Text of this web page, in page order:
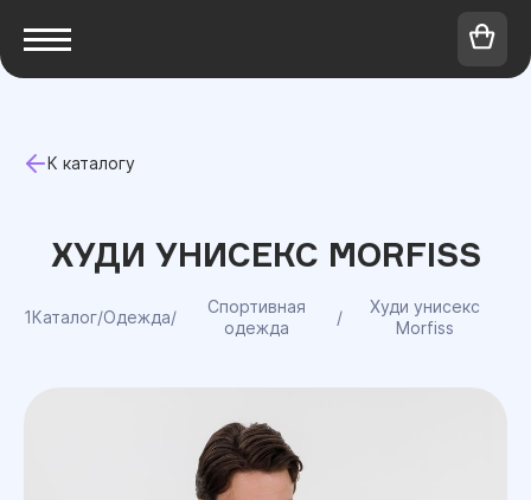
К каталогу
ХУДИ УНИСЕКС MORFISS
1Каталог/Одежда/
Спортивная
одежда
/
Худи унисекс
Morfiss